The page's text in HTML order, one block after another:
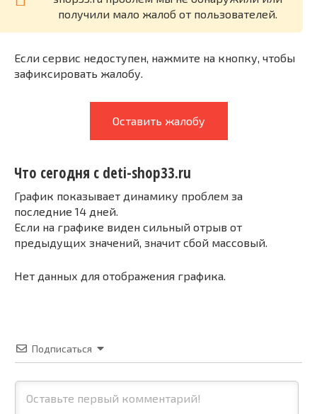
получили мало жалоб от пользователей.
Если сервис недоступен, нажмите на кнопку, чтобы
зафиксировать жалобу.
Оставить жалобу
Что сегодня с deti-shop33.ru
График показывает динамику проблем за
последние 14 дней.
Если на графике виден сильный отрыв от
предыдущих значений, значит сбой массовый.
Нет данных для отображения графика.
Подписаться